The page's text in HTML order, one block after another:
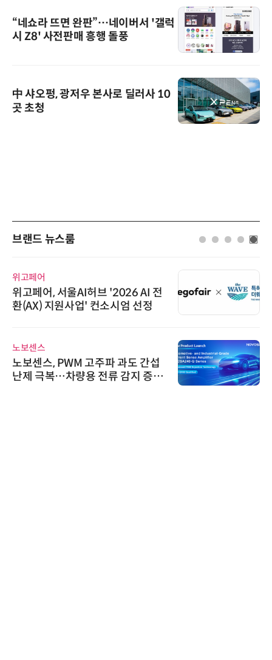
“네쇼라 뜨면 완판”…네이버서 '갤럭
시 Z8' 사전판매 흥행 돌풍
中 샤오펑, 광저우 본사로 딜러사 10
곳 초청
브랜드 뉴스룸
위고페어
위고페어, 서울AI허브 '2026 AI 전
환(AX) 지원사업' 컨소시엄 선정
노보센스
노보센스, PWM 고주파 과도 간섭
난제 극복…차량용 전류 감지 증폭